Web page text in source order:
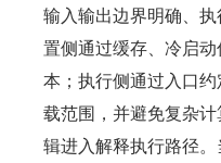
输入输出边界明确、
置侧通过缓存、冷启
本；执行侧通过入口
载范围，并避免复杂
辑进入解释执行路径